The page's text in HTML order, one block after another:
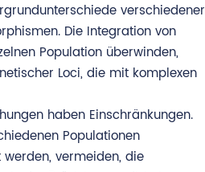
verschiedener
Die Integration von
Population überwinden,
Loci, die mit komplexen
haben Einschränkungen.
Populationen
vermeiden, die